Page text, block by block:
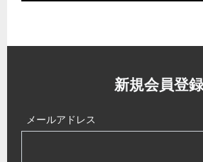
新規会員登録
メールアドレス